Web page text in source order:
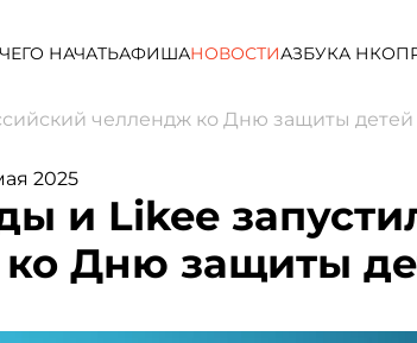
НАЧАТЬАФИШАНОВОСТИАЗБУКА НКО
челлендж ко Дню защиты детей
2025
и Likee
Дню защиты